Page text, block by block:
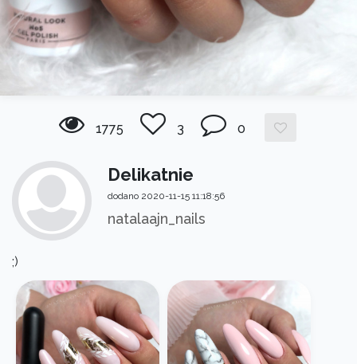
1775 3 0
Delikatnie
dodano 2020-11-15 11:18:56
natalaajn_nails
;)